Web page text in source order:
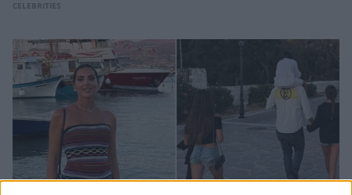
CELEBRITIES